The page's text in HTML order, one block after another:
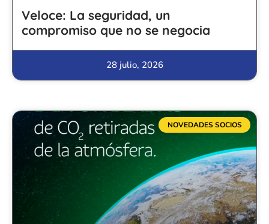
Veloce: La seguridad, un
compromiso que no se negocia
28 julio, 2026
NOVEDADES SOCIOS